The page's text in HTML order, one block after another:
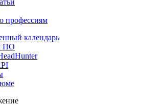
профессиям
календарь
ПО